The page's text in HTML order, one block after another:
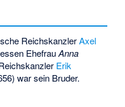
ReichskanzlerAxel
EhefrauAnna
Erik
war sein Bruder.